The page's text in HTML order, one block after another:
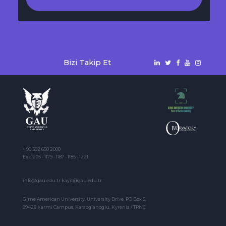
Bizi Takip Et
+ 90 392 650 2000
Ext:1205 - 1179 - 1187 - 1185 - 1221
info@gau.edu.tr kayit@gau.edu.tr
Girne American University, University Drive, PO Box 5,
99428 Karmi Campus, Karaoglanoglu, Kyrenia / TRNC